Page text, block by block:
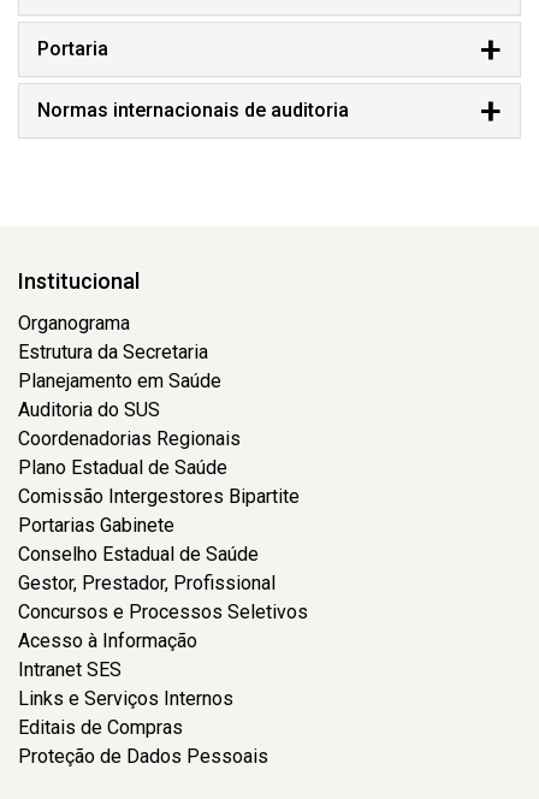
Portaria
Normas internacionais de auditoria
Institucional
Organograma
Estrutura da Secretaria
Planejamento em Saúde
Auditoria do SUS
Coordenadorias Regionais
Plano Estadual de Saúde
Comissão Intergestores Bipartite
Portarias Gabinete
Conselho Estadual de Saúde
Gestor, Prestador, Profissional
Concursos e Processos Seletivos
Acesso à Informação
Intranet SES
Links e Serviços Internos
Editais de Compras
Proteção de Dados Pessoais